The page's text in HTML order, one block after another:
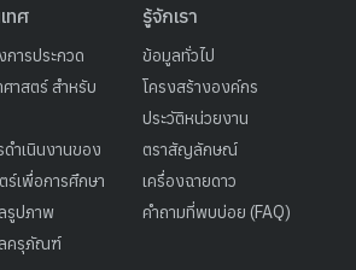
ทศ
ารประกวด
าสตร์ สำหรับ
ำเนินงานของ
ร์เพื่อการศึกษา
รูปภาพ
ครุภัณฑ์
รู้จักเรา
ข้อมูลทั่วไป
โครงสร้างองค์กร
ประวัติหน่วยงาน
ตราสัญลักษณ์
เครื่องฉายดาว
คำถามที่พบบ่อย (FAQ)